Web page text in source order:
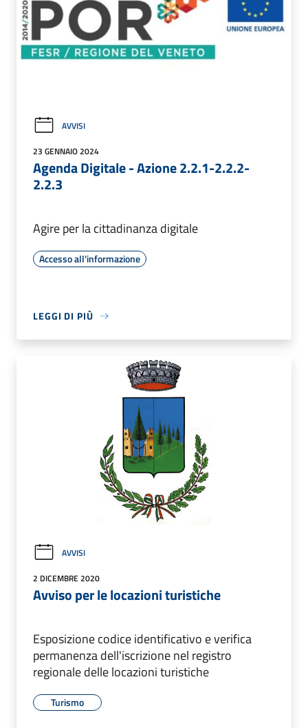
AVVISI
23 GENNAIO 2024
Agenda Digitale - Azione 2.2.1-2.2.2-
2.2.3
Agire per la cittadinanza digitale
Accesso all'informazione
LEGGI DI PIÙ
AVVISI
2 DICEMBRE 2020
Avviso per le locazioni turistiche
Esposizione codice identificativo e verifica
permanenza dell'iscrizione nel registro
regionale delle locazioni turistiche
Turismo